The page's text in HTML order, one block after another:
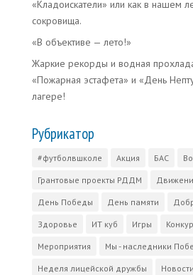
«Кладоискатели» или как в нашем
сокровища.
«В объективе — лето!»
Жаркие рекорды и водная
«Пожарная эстафета» и «День
лагере!
Рубрикатор
#футболвшколе Акция БАС
Грантовые проекты РДДМ
День Победы День памяти
Здоровье ИТ куб Игры
Мероприятия Мы - наследники
Неделя лицейской дружбы Новости